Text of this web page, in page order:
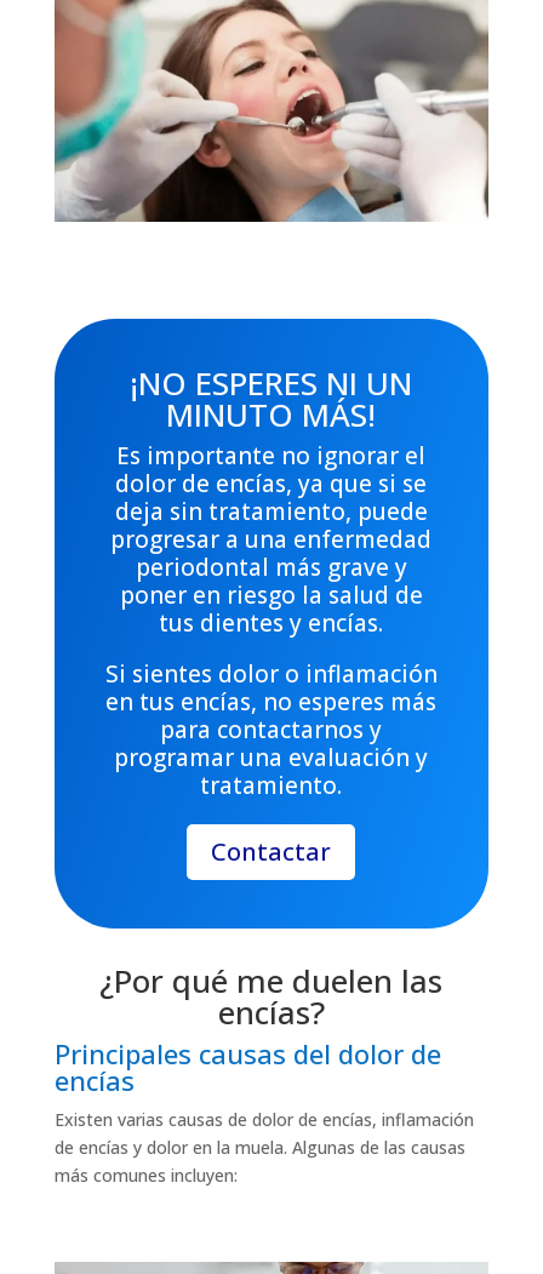
¡NO ESPERES NI UN
MINUTO MÁS!
Es importante no ignorar el
dolor de encías, ya que si se
deja sin tratamiento, puede
progresar a una enfermedad
periodontal más grave y
poner en riesgo la salud de
tus dientes y encías.
Si sientes dolor o inflamación
en tus encías, no esperes más
para contactarnos y
programar una evaluación y
tratamiento.
Contactar
¿Por qué me duelen las
encías?
Principales causas del dolor de
encías
Existen varias causas de dolor de encías, inflamación
de encías y dolor en la muela. Algunas de las causas
más comunes incluyen: